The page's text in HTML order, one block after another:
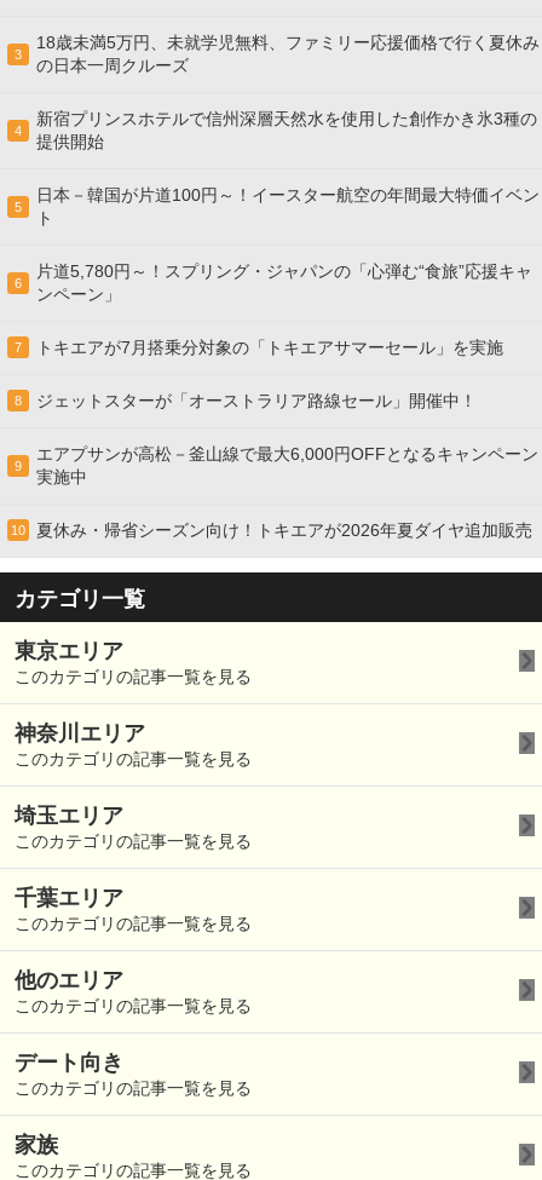
3
18歳未満5万円、未就学児無料、ファミリー応援価格で行く夏休み
の日本一周クルーズ
4
新宿プリンスホテルで信州深層天然水を使用した創作かき氷3種の
提供開始
5
日本－韓国が片道100円～！イースター航空の年間最大特価イベン
ト
6
片道5,780円～！スプリング・ジャパンの「心弾む“食旅”応援キャ
ンペーン」
7 トキエアが7月搭乗分対象の「トキエアサマーセール」を実施
8 ジェットスターが「オーストラリア路線セール」開催中！
9
エアプサンが高松－釜山線で最大6,000円OFFとなるキャンペーン
実施中
10 夏休み・帰省シーズン向け！トキエアが2026年夏ダイヤ追加販売
カテゴリ一覧
東京エリア
このカテゴリの記事一覧を見る
神奈川エリア
このカテゴリの記事一覧を見る
埼玉エリア
このカテゴリの記事一覧を見る
千葉エリア
このカテゴリの記事一覧を見る
他のエリア
このカテゴリの記事一覧を見る
デート向き
このカテゴリの記事一覧を見る
家族
このカテゴリの記事一覧を見る